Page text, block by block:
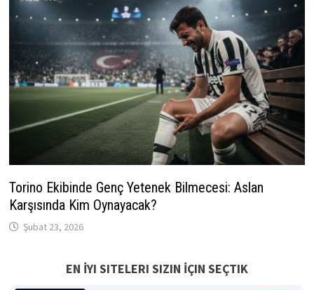
Torino Ekibinde Genç Yetenek Bilmecesi: Aslan
Karşısında Kim Oynayacak?
Şubat 23, 2026
EN İYI SITELERI SIZIN İÇIN SEÇTIK